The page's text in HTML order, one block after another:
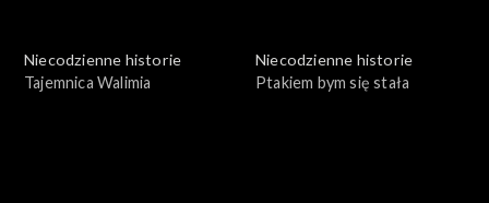
Niecodzienne historie
Tajemnica Walimia
Niecodzienne historie
Ptakiem bym się stała